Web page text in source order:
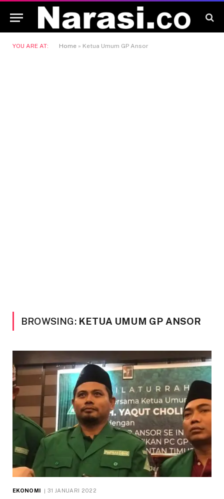
YOU ARE AT: Home » Ketua Umum GP Ansor
BROWSING: KETUA UMUM GP ANSOR
EKONOMI 31 JANUARI 2022